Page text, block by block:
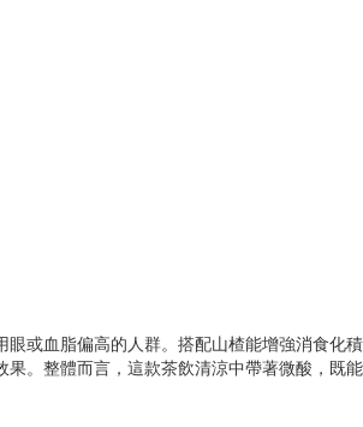
或血脂偏高的人群。搭配山楂能增強消食
。整體而言，這款茶飲清涼中帶著微酸，既